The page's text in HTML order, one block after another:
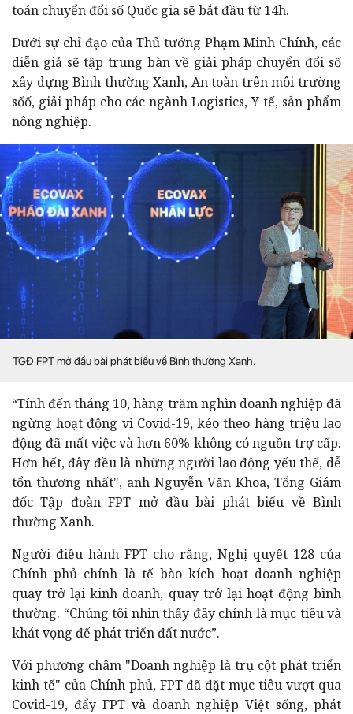
toán chuyển đổi số Quốc gia sẽ bắt đầu từ 14h.
Dưới sự chỉ đạo của Thủ tướng Phạm Minh Chính, các
diễn giả sẽ tập trung bàn về giải pháp chuyển đổi số
xây dựng Bình thường Xanh, An toàn trên môi trường
sốố, giải pháp cho các ngành Logistics, Y tế, sản phẩm
nông nghiệp.
TGĐ FPT mở đầu bài phát biểu về Bình thường Xanh.
“Tính đến tháng 10, hàng trăm nghìn doanh nghiệp đã
ngừng hoạt động vì Covid-19, kéo theo hàng triệu lao
động đã mất việc và hơn 60% không có nguồn trợ cấp.
Hơn hết, đây đều là những người lao động yếu thế, dễ
tổn thương nhất", anh Nguyễn Văn Khoa, Tổng Giám
đốc Tập đoàn FPT mở đầu bài phát biểu về Bình
thường Xanh.
Người điều hành FPT cho rằng, Nghị quyết 128 của
Chính phủ chính là tế bào kích hoạt doanh nghiệp
quay trở lại kinh doanh, quay trở lại hoạt động bình
thường. “Chúng tôi nhìn thấy đây chính là mục tiêu và
khát vọng để phát triển đất nước”.
Với phương châm "Doanh nghiệp là trụ cột phát triển
kinh tế" của Chính phủ, FPT đã đặt mục tiêu vượt qua
Covid-19, đẩy FPT và doanh nghiệp Việt sống, phát